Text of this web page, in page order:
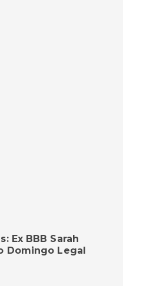
Ex BBB Sarah
Domingo Legal